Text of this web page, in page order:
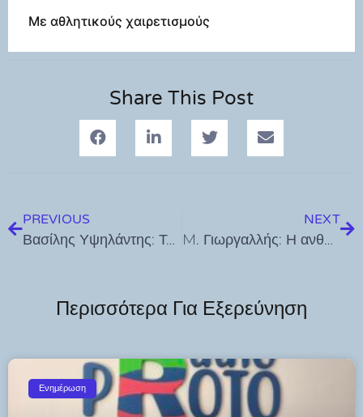
Με αθλητικούς χαιρετισμούς
Share This Post
PREVIOUS
Βασίλης Υψηλάντης: Τα Δωδεκάνησα στο επίκεντρο του προγράμματος αντιμετώπισης του λαγοκέφαλου
NEXT
M. Γιωργαλλής: Η ανθρώπινη ζωή δεν προστατεύεται με “μπακαλόχαρτα”
Περισσότερα Για Εξερεύνηση
Ενημέρωση